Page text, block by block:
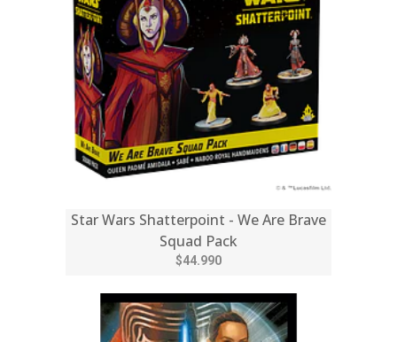
Star Wars Shatterpoint - We Are Brave
Squad Pack
$44.990